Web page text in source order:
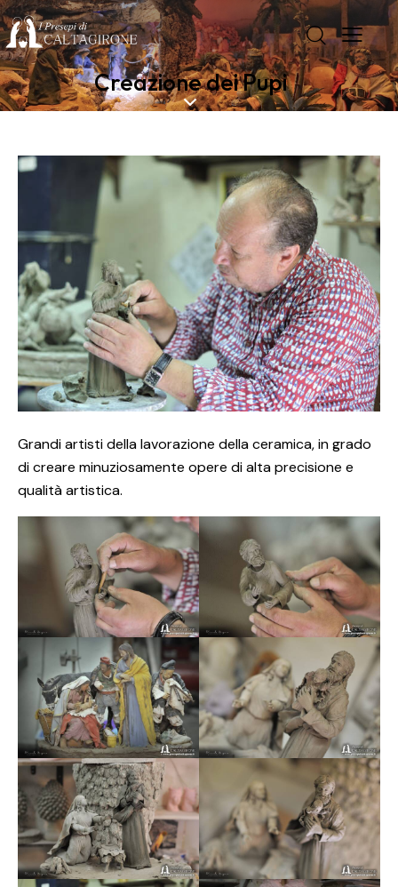
Creazione dei Pupi
Grandi artisti della lavorazione della ceramica, in grado
di creare minuziosamente opere di alta precisione e
qualità artistica.